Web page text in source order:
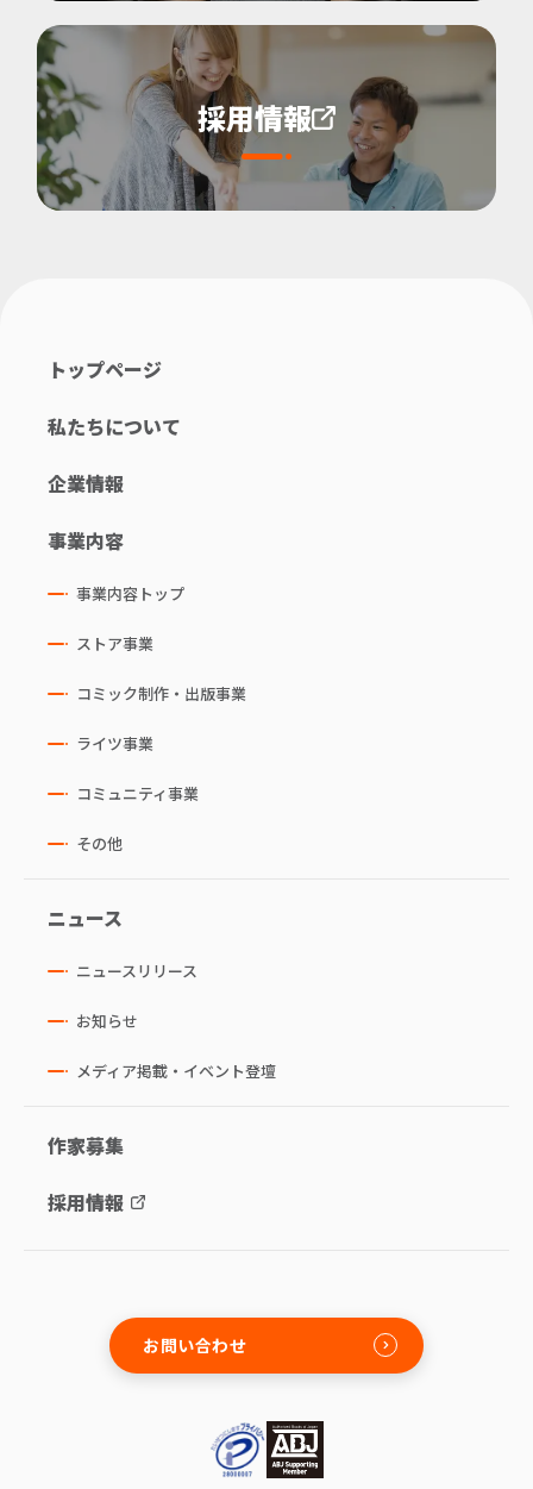
採用情報
トップページ
私たちについて
企業情報
事業内容
事業内容トップ
ストア事業
コミック制作・出版事業
ライツ事業
コミュニティ事業
その他
ニュース
ニュースリリース
お知らせ
メディア掲載・イベント登壇
作家募集
採用情報
お問い合わせ